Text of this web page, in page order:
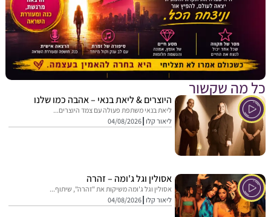
שקשור
היוצרים & ליאת בנאי – אהבה כמו שלנו
ליאת בנאי משתפת פעולה עם צמד היוצרים...
ליאור קלו 04/08/2026
אסולין וגל ג'ומה – זהרה
אסולין וגל ג'ומה משיקות את "זהרה", שיתוף...
ליאור קלו 04/08/2026